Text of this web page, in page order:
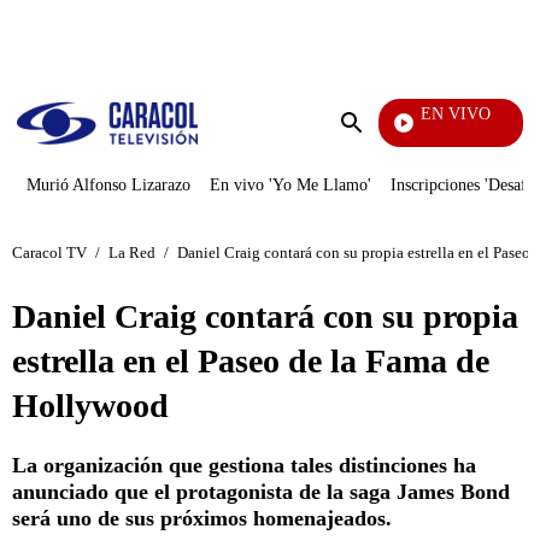
Enviar
EN VIVO
Yo Me Llamo
Murió Alfonso Lizarazo En vivo 'Yo Me Llamo' Inscripciones
Caracol TV / La Red / Daniel Craig contará con su propia estrella en el Paseo
Daniel Craig contará con su propia
estrella en el Paseo de la Fama de
Hollywood
La organización que gestiona tales distinciones ha
anunciado que el protagonista de la saga James Bond
será uno de sus próximos homenajeados.